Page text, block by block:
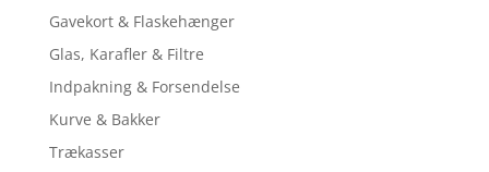
Gavekort & Flaskehænger
Glas, Karafler & Filtre
Indpakning & Forsendelse
Kurve & Bakker
Trækasser